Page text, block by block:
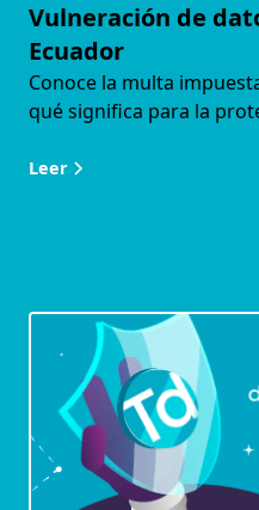
Vulneración de
Ecuador
Conoce la multa
qué significa para la
Leer